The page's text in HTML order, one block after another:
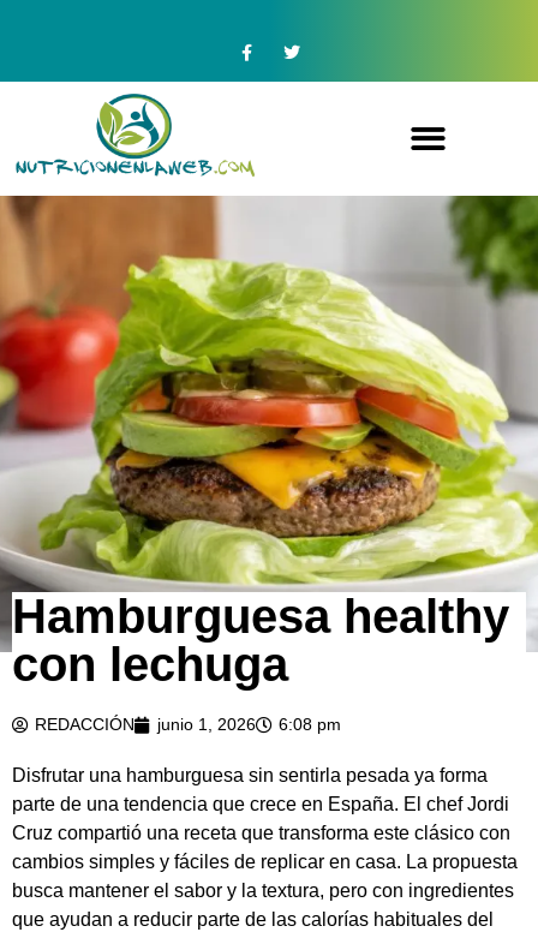
Hamburguesa healthy
con lechuga
REDACCIÓN junio 1, 2026 6:08 pm
Disfrutar una hamburguesa sin sentirla pesada ya forma
parte de una tendencia que crece en España. El chef Jordi
Cruz compartió una receta que transforma este clásico con
cambios simples y fáciles de replicar en casa. La propuesta
busca mantener el sabor y la textura, pero con ingredientes
que ayudan a reducir parte de las calorías habituales del